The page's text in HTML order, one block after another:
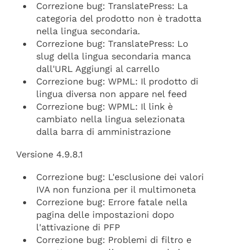
Correzione bug: TranslatePress: La
categoria del prodotto non è tradotta
nella lingua secondaria.
Correzione bug: TranslatePress: Lo
slug della lingua secondaria manca
dall'URL Aggiungi al carrello
Correzione bug: WPML: Il prodotto di
lingua diversa non appare nel feed
Correzione bug: WPML: Il link è
cambiato nella lingua selezionata
dalla barra di amministrazione
Versione 4.9.8.1
Correzione bug: L'esclusione dei valori
IVA non funziona per il multimoneta
Correzione bug: Errore fatale nella
pagina delle impostazioni dopo
l'attivazione di PFP
Correzione bug: Problemi di filtro e